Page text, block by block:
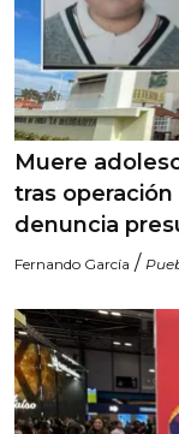
Muere
tras
denuncia
Fernando García /